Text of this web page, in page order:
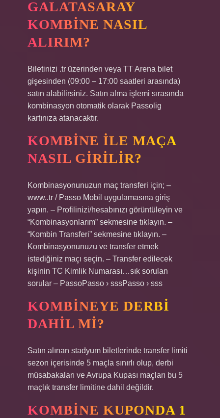
GALATASARAY
KOMBINE NASIL
ALIRIM?
Biletinizi .tr üzerinden veya TT Arena bilet
gişesinden (09:00 – 17:00 saatleri arasında)
satın alabilirsiniz. Satın alma işlemi sırasında
kombinasyon otomatik olarak Passolig
kartınıza atanacaktır.
KOMBINE ILE MAÇA
NASIL GIRILIR?
Kombinasyonunuzun maç transferi için; –
www..tr / Passo Mobil uygulamasına giriş
yapın. – Profilinizi/hesabınızı görüntüleyin ve
“Kombinasyonlarım” sekmesine tıklayın. –
“Kombin Transferi” sekmesine tıklayın. –
Kombinasyonunuzu ve transfer etmek
istediğiniz maçı seçin. – Transfer edilecek
kişinin TC Kimlik Numarası…sık sorulan
sorular – PassoPasso › sssPasso › sss
KOMBINEYE DERBI
DAHIL MI?
Satın alınan stadyum biletlerinde transfer limiti
sezon içerisinde 5 maçla sınırlı olup, derbi
müsabakaları ve Avrupa Kupası maçları bu 5
maçlık transfer limitine dahil değildir.
KOMBINE KUPONDA 1